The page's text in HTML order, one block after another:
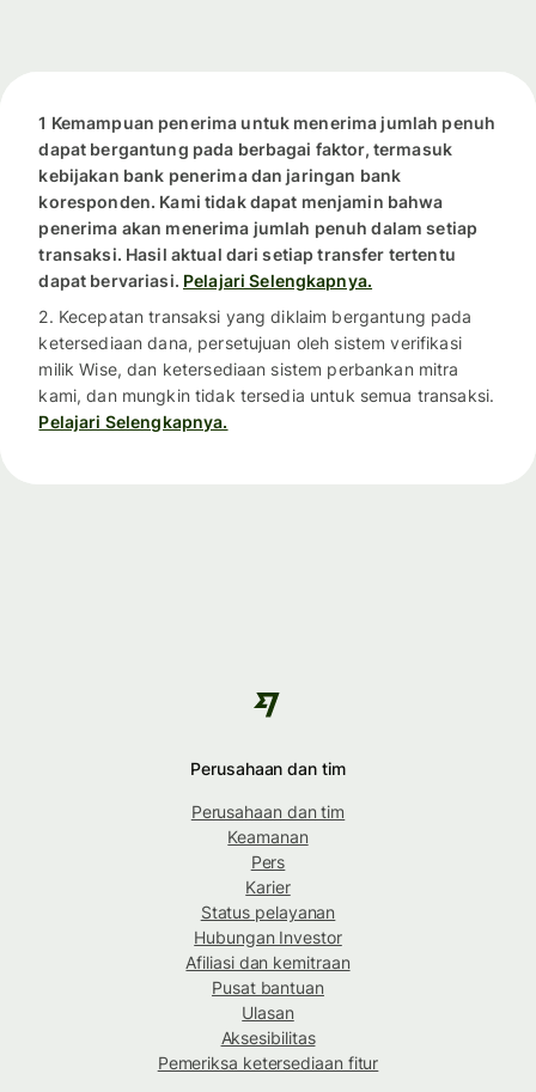
1 Kemampuan penerima untuk menerima jumlah penuh
dapat bergantung pada berbagai faktor, termasuk
kebijakan bank penerima dan jaringan bank
koresponden. Kami tidak dapat menjamin bahwa
penerima akan menerima jumlah penuh dalam setiap
transaksi. Hasil aktual dari setiap transfer tertentu
dapat bervariasi. Pelajari Selengkapnya.
2. Kecepatan transaksi yang diklaim bergantung pada
ketersediaan dana, persetujuan oleh sistem verifikasi
milik Wise, dan ketersediaan sistem perbankan mitra
kami, dan mungkin tidak tersedia untuk semua transaksi.
Pelajari Selengkapnya.
Perusahaan dan tim
Perusahaan dan tim
Keamanan
Pers
Karier
Status pelayanan
Hubungan Investor
Afiliasi dan kemitraan
Pusat bantuan
Ulasan
Aksesibilitas
Pemeriksa ketersediaan fitur